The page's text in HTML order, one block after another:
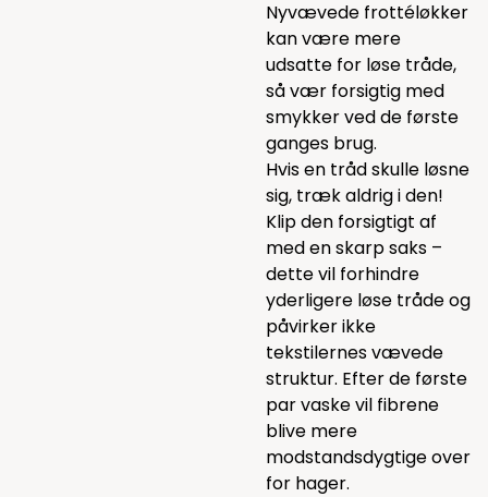
Nyvævede frottéløkker
kan være mere
udsatte for løse tråde,
så vær forsigtig med
smykker ved de første
ganges brug.
Hvis en tråd skulle løsne
sig, træk aldrig i den!
Klip den forsigtigt af
med en skarp saks –
dette vil forhindre
yderligere løse tråde og
påvirker ikke
tekstilernes vævede
struktur. Efter de første
par vaske vil fibrene
blive mere
modstandsdygtige over
for hager.